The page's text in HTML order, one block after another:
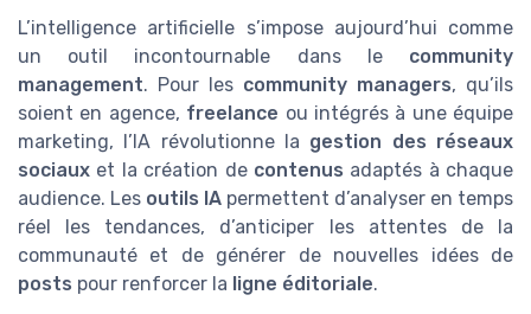
L’intelligence artificielle s’impose aujourd’hui comme
un outil incontournable dans le community
management. Pour les community managers, qu’ils
soient en agence, freelance ou intégrés à une équipe
marketing, l’IA révolutionne la gestion des réseaux
sociaux et la création de contenus adaptés à chaque
audience. Les outils IA permettent d’analyser en temps
réel les tendances, d’anticiper les attentes de la
communauté et de générer de nouvelles idées de
posts pour renforcer la ligne éditoriale.